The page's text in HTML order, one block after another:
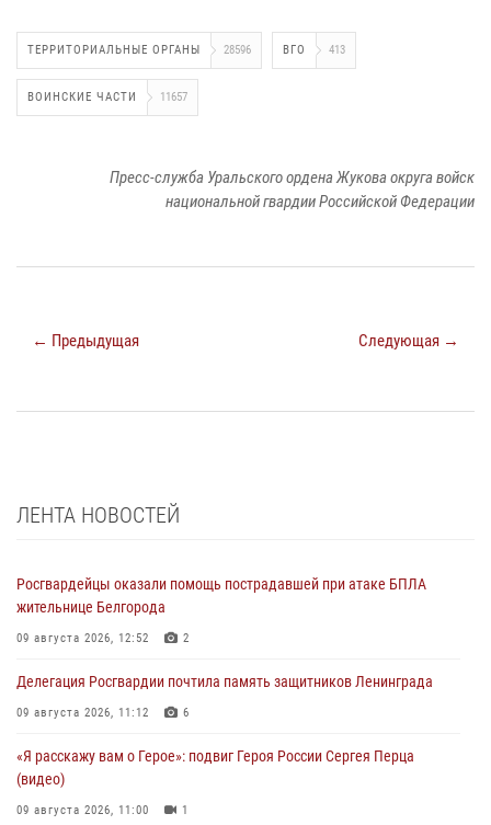
ТЕРРИТОРИАЛЬНЫЕ ОРГАНЫ 28596 ВГО 413
ВОИНСКИЕ ЧАСТИ 11657
Пресс-служба Уральского ордена Жукова округа войск
национальной гвардии Российской Федерации
← Предыдущая Следующая →
ЛЕНТА НОВОСТЕЙ
Росгвардейцы оказали помощь пострадавшей при атаке БПЛА
жительнице Белгорода
09 августа 2026, 12:52 2
Делегация Росгвардии почтила память защитников Ленинграда
09 августа 2026, 11:12 6
«Я расскажу вам о Герое»: подвиг Героя России Сергея Перца
(видео)
09 августа 2026, 11:00 1